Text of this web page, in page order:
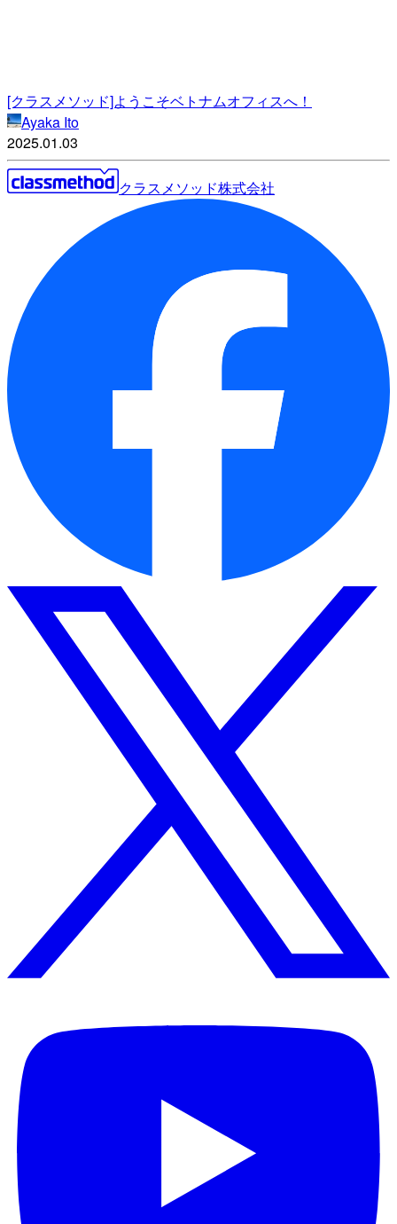
[クラスメソッド]ようこそベトナムオフィスへ！
Ayaka Ito
2025.01.03
クラスメソッド株式会社